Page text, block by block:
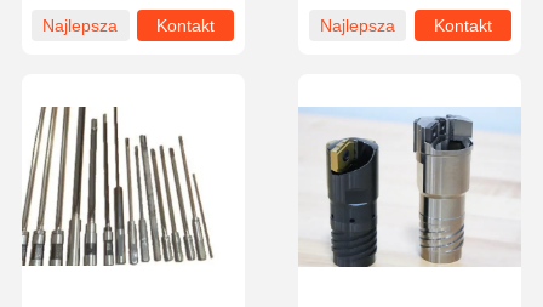
Najlepsza
Kontakt
Najlepsza
Kontakt